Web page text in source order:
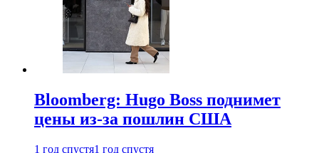
Bloomberg: Hugo Boss поднимет
цены из-за пошлин США
1 год спустя1 год спустя